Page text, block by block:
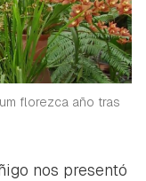
florezca año tras
nos presentó